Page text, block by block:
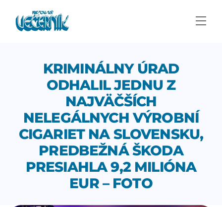
content
KRIMINÁLNY ÚRAD
ODHALIL JEDNU Z
NAJVÄČŠÍCH
NELEGÁLNYCH VÝROBNÍ
CIGARIET NA SLOVENSKU,
PREDBEŽNÁ ŠKODA
PRESIAHLA 9,2 MILIÓNA
EUR – FOTO